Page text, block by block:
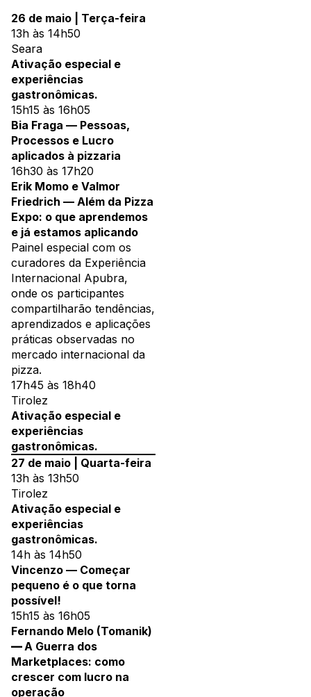
26 de maio | Terça-feira
13h às 14h50
Seara
Ativação especial e
experiências
gastronômicas.
15h15 às 16h05
Bia Fraga — Pessoas,
Processos e Lucro
aplicados à pizzaria
16h30 às 17h20
Erik Momo e Valmor
Friedrich — Além da Pizza
Expo: o que aprendemos
e já estamos aplicando
Painel especial com os
curadores da Experiência
Internacional Apubra,
onde os participantes
compartilharão tendências,
aprendizados e aplicações
práticas observadas no
mercado internacional da
pizza.
17h45 às 18h40
Tirolez
Ativação especial e
experiências
gastronômicas.
27 de maio | Quarta-feira
13h às 13h50
Tirolez
Ativação especial e
experiências
gastronômicas.
14h às 14h50
Vincenzo — Começar
pequeno é o que torna
possível!
15h15 às 16h05
Fernando Melo (Tomanik)
— A Guerra dos
Marketplaces: como
crescer com lucro na
operação